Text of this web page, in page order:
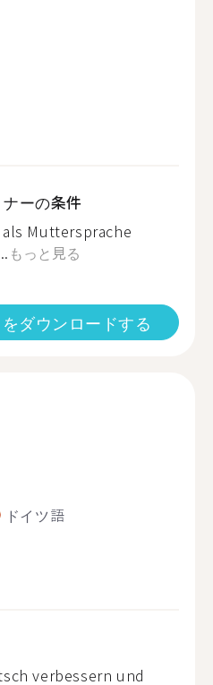
ーの条件
Muttersprache
もっと見る
ダウンロードする
ドイツ語
verbessern und